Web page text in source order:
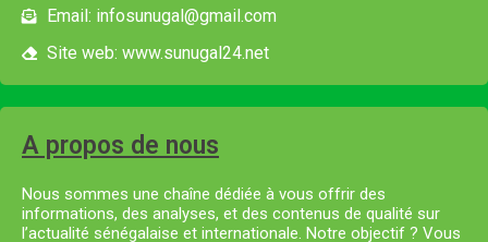
Email: infosunugal@gmail.com
Site web: www.sunugal24.net
A propos de nous
Nous sommes une chaîne dédiée à vous offrir des
informations, des analyses, et des contenus de qualité sur
l’actualité sénégalaise et internationale. Notre objectif ? Vous